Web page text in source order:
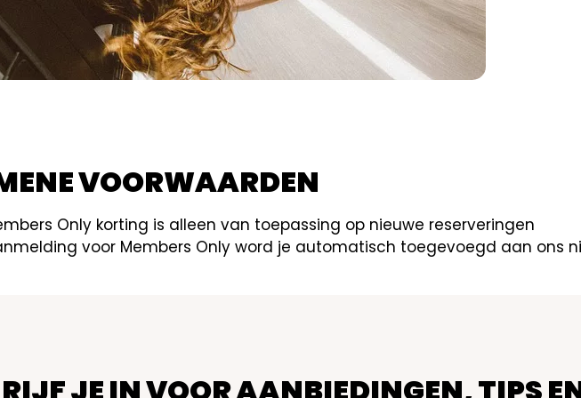
VOORWAARDEN
Only korting is alleen van toepassing op nieuwe reserveringen
voor Members Only word je automatisch toegevoegd aan ons